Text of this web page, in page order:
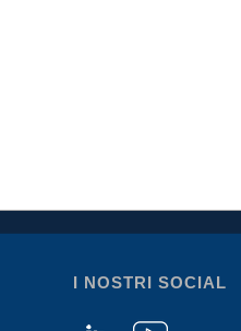
I NOSTRI SOCIAL